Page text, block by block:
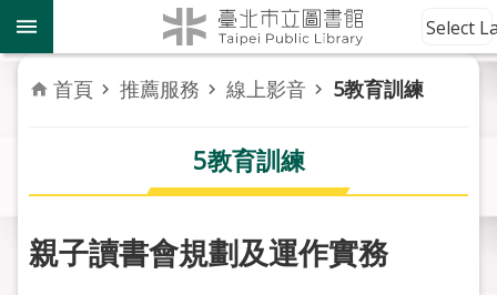
跳到主要內容區塊
到
館
資
訊
者
務
Select
首頁 推薦服務 線上影音 5教育訓練
5教育訓練
親子讀書會規劃及運作實務